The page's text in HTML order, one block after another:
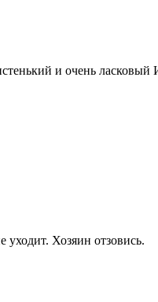
и очень ласковый
Хозяин отзовись.